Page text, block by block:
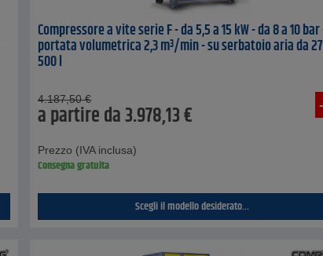
Compressore a vite serie F - da 5,5 a 15 kW - da 8 a 10
portata volumetrica 2,3 m³/min - su serbatoio aria da
500 l
4.187,50 €
a partire da3.978,13€
Prezzo (IVA inclusa)
Consegna gratuita
Scegli il modello desiderato...